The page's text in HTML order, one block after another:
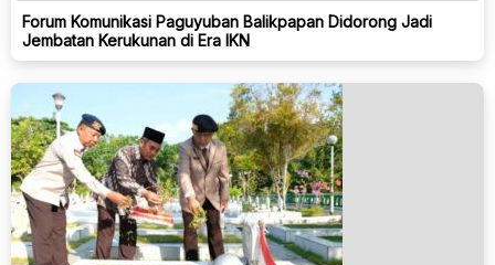
Forum Komunikasi Paguyuban Balikpapan Didorong Jadi
Jembatan Kerukunan di Era IKN